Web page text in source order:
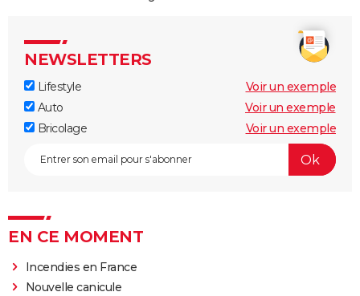
NEWSLETTERS
Lifestyle
Voir un exemple
Auto
Voir un exemple
Bricolage
Voir un exemple
EN CE MOMENT
Incendies en France
Nouvelle canicule